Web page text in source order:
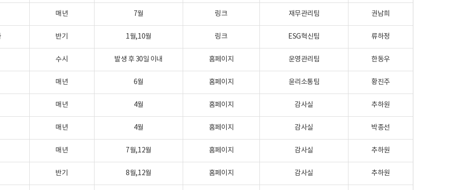
매년 7월 링크 재무관리팀 권남희
반기 1월,10월 링크 ESG혁신팀 류하정
수시 발생 후 30일 이내 홈페이지 운영관리팀 한동우
매년 6월 홈페이지 윤리소통팀 황진주
매년 4월 홈페이지 감사실 추하원
매년 4월 홈페이지 감사실 박종선
매년 7월,12월 홈페이지 감사실 추하원
반기 8월,12월 홈페이지 감사실 추하원